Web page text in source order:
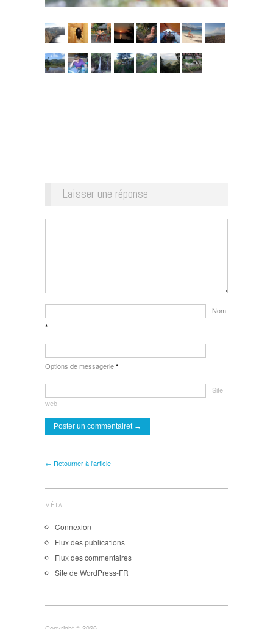
Laisser une réponse
Nom
*
Options de messagerie *
Site
web
← Retourner à l'article
MÉTA
Connexion
Flux des publications
Flux des commentaires
Site de WordPress-FR